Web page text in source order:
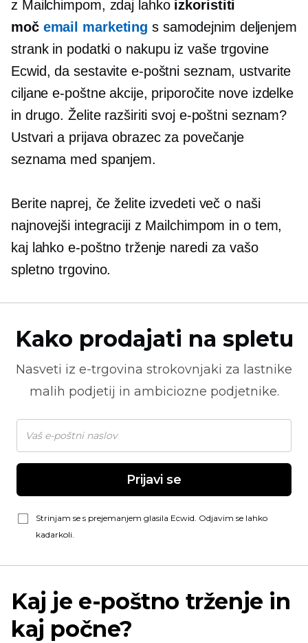
z Mailchimpom, zdaj lahko izkoristiti
moč email marketing s samodejnim deljenjem
strank in podatki o nakupu iz vaše trgovine
Ecwid, da sestavite e-poštni seznam, ustvarite
ciljane e-poštne akcije, priporočite nove izdelke
in drugo. Želite razširiti svoj e-poštni seznam?
Ustvari a prijava obrazec za povečanje
seznama med spanjem.
Berite naprej, če želite izvedeti več o naši
najnovejši integraciji z Mailchimpom in o tem,
kaj lahko e-poštno trženje naredi za vašo
spletno trgovino.
Kako prodajati na spletu
Nasveti iz e-trgovina strokovnjaki za lastnike
malih podjetij in ambiciozne podjetnike.
Prijavi se
Strinjam se s prejemanjem glasila Ecwid. Odjavim se lahko
kadarkoli.
Kaj je e-poštno trženje in
kaj počne?